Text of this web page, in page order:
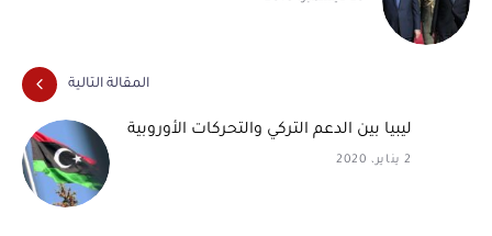
المقالة التالية
ليبيا بين الدعم التركي والتحركات الأوروبية
2 يناير، 2020